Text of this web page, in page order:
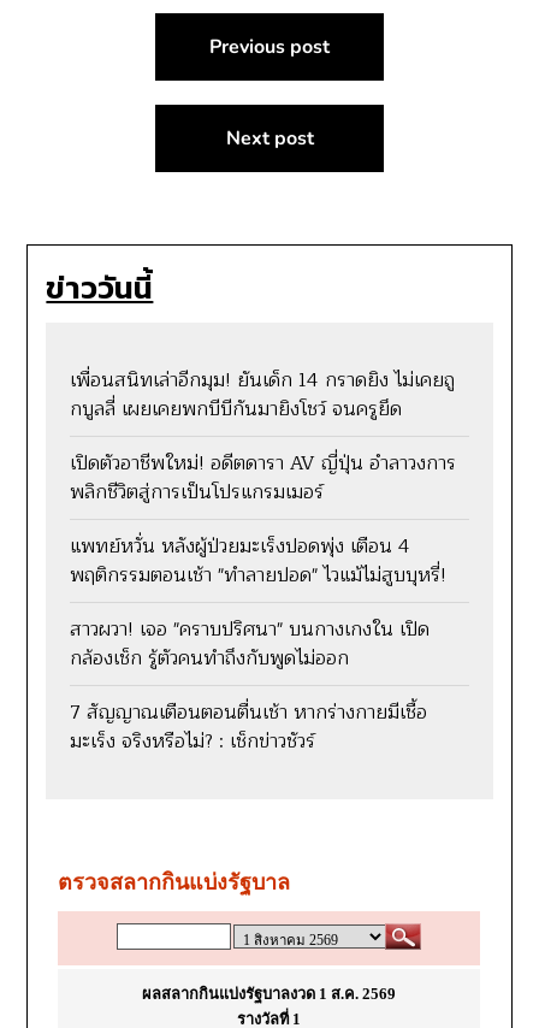
Previous post
Next post
ข่าววันนี้
เพื่อนสนิทเล่าอีกมุม! ยันเด็ก 14 กราดยิง ไม่เคยถู
กบูลลี่ เผยเคยพกบีบีกันมายิงโชว์ จนครูยึด
เปิดตัวอาชีพใหม่! อดีตดารา AV ญี่ปุ่น อำลาวงการ
พลิกชีวิตสู่การเป็นโปรแกรมเมอร์
แพทย์หวั่น หลังผู้ป่วยมะเร็งปอดพุ่ง เตือน 4
พฤติกรรมตอนเช้า "ทำลายปอด" ไวแม้ไม่สูบบุหรี่!
สาวผวา! เจอ "คราบปริศนา" บนกางเกงใน เปิด
กล้องเช็ก รู้ตัวคนทำถึงกับพูดไม่ออก
7 สัญญาณเตือนตอนตื่นเช้า หากร่างกายมีเชื้อ
มะเร็ง จริงหรือไม่? : เช็กข่าวชัวร์